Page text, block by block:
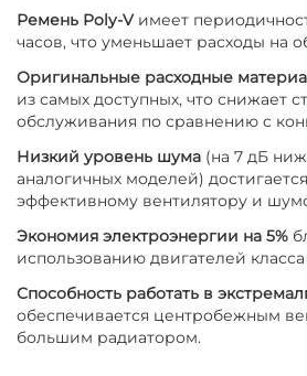
Ремень Poly-Vимеет
часов, что уменьшает расходы на
Оригинальные расходные
из самых доступных, что снижает
обслуживания по сравнению с
Низкий уровень шума (на 7 дБ
аналогичных моделей)
эффективному вентилятору и
Экономия электроэнергии на 5%
использованию двигателей класса
Способность работать в
обеспечивается центробежным
большим радиатором.